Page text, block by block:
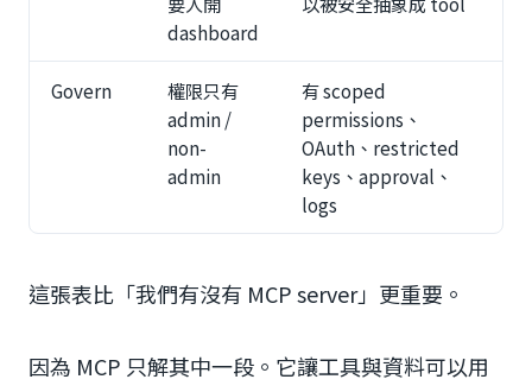
dashboard
Govern
權限只有
admin /
non-
admin
有 scoped
permissions、
OAuth、restricted
keys、approval、
logs
這張表比「我們有沒有 MCP server」更重要。
因為 MCP 只解其中一段。它讓工具與資料可以用